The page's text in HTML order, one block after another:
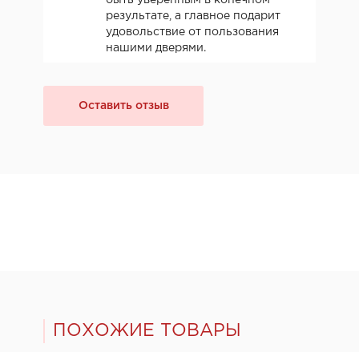
результате, а главное подарит
удовольствие от пользования
нашими дверями.
Оставить отзыв
ПОХОЖИЕ ТОВАРЫ